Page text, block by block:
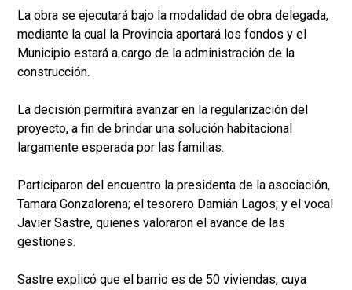
La obra se ejecutará bajo la modalidad de obra delegada,
mediante la cual la Provincia aportará los fondos y el
Municipio estará a cargo de la administración de la
construcción.
La decisión permitirá avanzar en la regularización del
proyecto, a fin de brindar una solución habitacional
largamente esperada por las familias.
Participaron del encuentro la presidenta de la asociación,
Tamara Gonzalorena; el tesorero Damián Lagos; y el vocal
Javier Sastre, quienes valoraron el avance de las
gestiones.
Sastre explicó que el barrio es de 50 viviendas, cuya